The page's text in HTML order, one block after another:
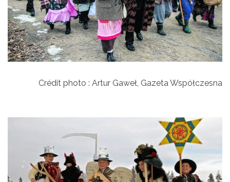
Crédit photo : Artur Gaweł, Gazeta Współczesna